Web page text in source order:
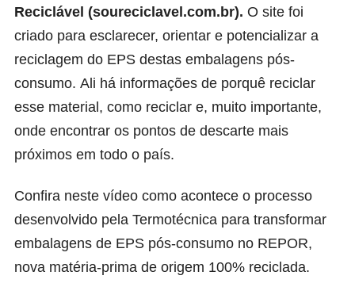
Reciclável (soureciclavel.com.br). O site foi
criado para esclarecer, orientar e potencializar a
reciclagem do EPS destas embalagens pós-
consumo. Ali há informações de porquê reciclar
esse material, como reciclar e, muito importante,
onde encontrar os pontos de descarte mais
próximos em todo o país.
Confira neste vídeo como acontece o processo
desenvolvido pela Termotécnica para transformar
embalagens de EPS pós-consumo no REPOR,
nova matéria-prima de origem 100% reciclada.